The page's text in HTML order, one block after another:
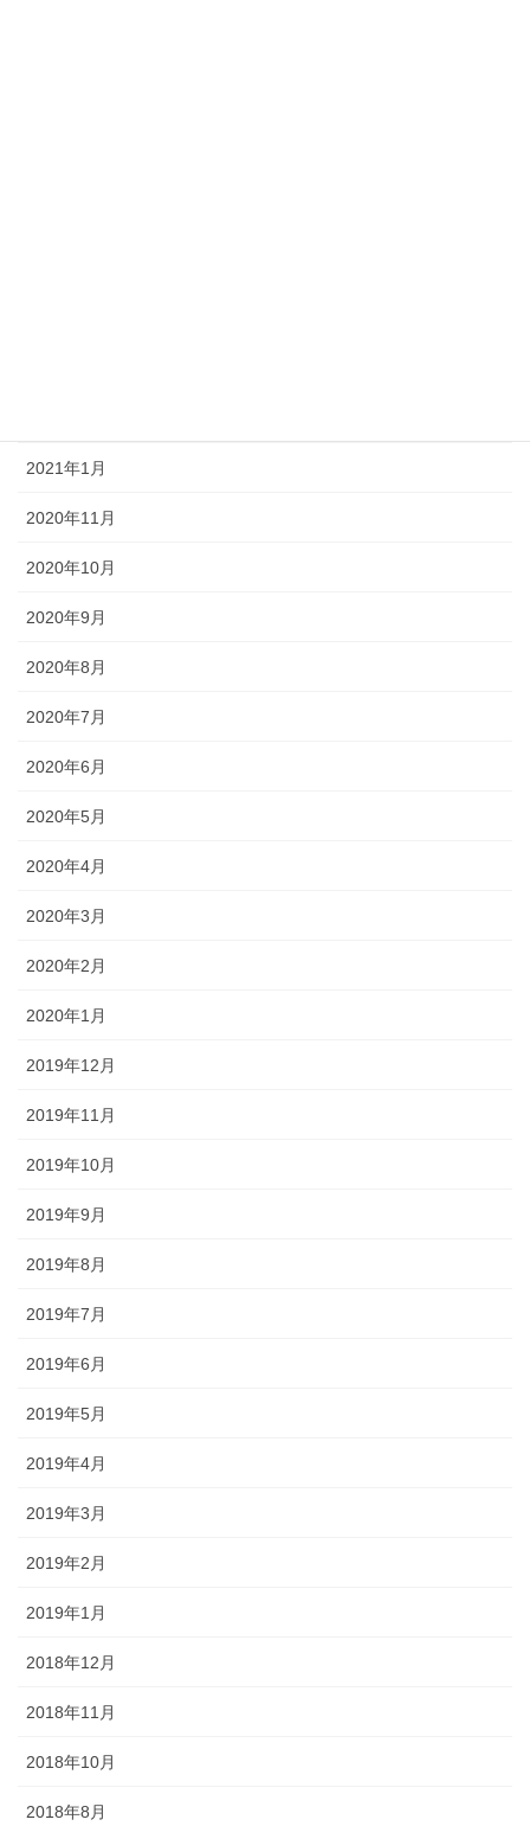
2021年1月
2020年11月
2020年10月
2020年9月
2020年8月
2020年7月
2020年6月
2020年5月
2020年4月
2020年3月
2020年2月
2020年1月
2019年12月
2019年11月
2019年10月
2019年9月
2019年8月
2019年7月
2019年6月
2019年5月
2019年4月
2019年3月
2019年2月
2019年1月
2018年12月
2018年11月
2018年10月
2018年8月